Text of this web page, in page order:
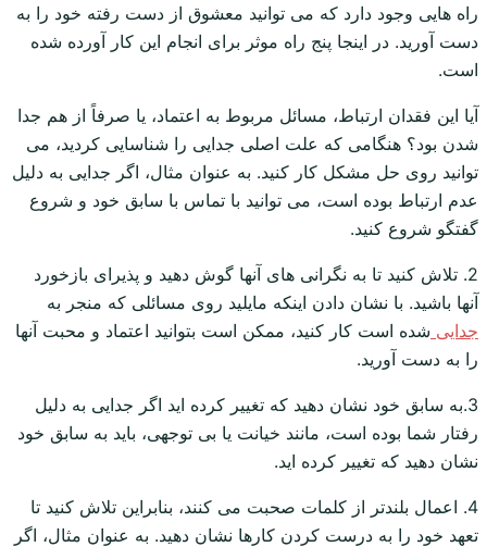
راه هایی وجود دارد که می توانید معشوق از دست رفته خود را به
دست آورید. در اینجا پنج راه موثر برای انجام این کار آورده شده
است.
آیا این فقدان ارتباط، مسائل مربوط به اعتماد، یا صرفاً از هم جدا
شدن بود؟ هنگامی که علت اصلی جدایی را شناسایی کردید، می
توانید روی حل مشکل کار کنید. به عنوان مثال، اگر جدایی به دلیل
عدم ارتباط بوده است، می توانید با تماس با سابق خود و شروع
گفتگو شروع کنید.
2. تلاش کنید تا به نگرانی های آنها گوش دهید و پذیرای بازخورد
آنها باشید. با نشان دادن اینکه مایلید روی مسائلی که منجر به
جدایی شده است کار کنید، ممکن است بتوانید اعتماد و محبت آنها
را به دست آورید.
3.به سابق خود نشان دهید که تغییر کرده اید اگر جدایی به دلیل
رفتار شما بوده است، مانند خیانت یا بی توجهی، باید به سابق خود
نشان دهید که تغییر کرده اید.
4. اعمال بلندتر از کلمات صحبت می کنند، بنابراین تلاش کنید تا
تعهد خود را به درست کردن کارها نشان دهید. به عنوان مثال، اگر